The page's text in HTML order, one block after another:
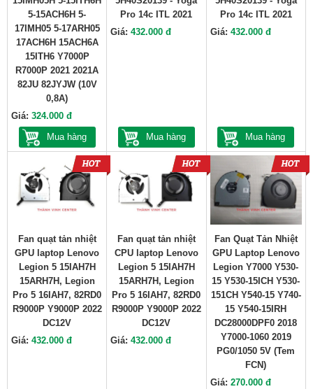
5-15ACH6H 5-
17IMH05 5-17ARH05
17ACH6H 15ACH6A
15ITH6 Y7000P
R7000P 2021 2021A
82JU 82JYJW (10V
0,8A)
Giá: 324.000 đ
Mua hàng
Pro 14c ITL 2021
Giá:432.000 đ
Mua hàng
Pro 14c ITL 2021
Giá: 432.000 đ
Mua hàng
Fan quạt tản nhiệt
GPU laptop Lenovo
Legion 5 15IAH7H
15ARH7H, Legion
Pro 5 16IAH7, 82RD0
R9000P Y9000P 2022
DC12V
Giá: 432.000 đ
Fan quạt tản nhiệt
CPU laptop Lenovo
Legion 5 15IAH7H
15ARH7H, Legion
Pro 5 16IAH7, 82RD0
R9000P Y9000P 2022
DC12V
Giá:432.000 đ
Fan Quạt Tản Nhiệt
GPU Laptop Lenovo
Legion Y7000 Y530-
15 Y530-15ICH Y530-
151CH Y540-15 Y740-
15 Y540-15IRH
DC28000DPF0 2018
Y7000-1060 2019
PG0/1050 5V (Tem
FCN)
Giá: 270.000 đ